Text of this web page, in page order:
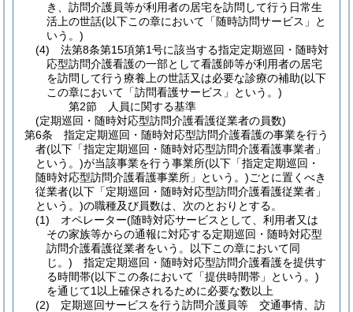
き、訪問介護員等が利用者の居宅を訪問して行う日常生
活上の世話(以下この章において「随時訪問サービス」と
いう。)
(4)
法第8条第15項第1号に該当する指定定期巡回・随時対
応型訪問介護看護の一部として看護師等が利用者の居宅
を訪問して行う療養上の世話又は必要な診療の補助(以下
この章において「訪問看護サービス」という。)
第2節
人員に関する基準
(定期巡回・随時対応型訪問介護看護従業者の員数)
第6条
指定定期巡回・随時対応型訪問介護看護の事業を行う
者(以下「指定定期巡回・随時対応型訪問介護看護事業者」
という。)が当該事業を行う事業所(以下「指定定期巡回・
随時対応型訪問介護看護事業所」という。)ごとに置くべき
従業者(以下「定期巡回・随時対応型訪問介護看護従業者」
という。)の職種及び員数は、次のとおりとする。
(1)
オペレーター(随時対応サービスとして、利用者又は
その家族等からの通報に対応する定期巡回・随時対応型
訪問介護看護従業者をいう。以下この章において同
じ。) 指定定期巡回・随時対応型訪問介護看護を提供す
る時間帯(以下この条において「提供時間帯」という。)
を通じて1以上確保されるために必要な数以上
(2)
定期巡回サービスを行う訪問介護員等 交通事情、訪